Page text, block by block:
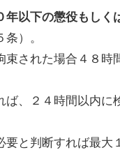
年以下の懲役もしく
）。
束された場合４８時
、２４時間以内に
と判断すれば最大